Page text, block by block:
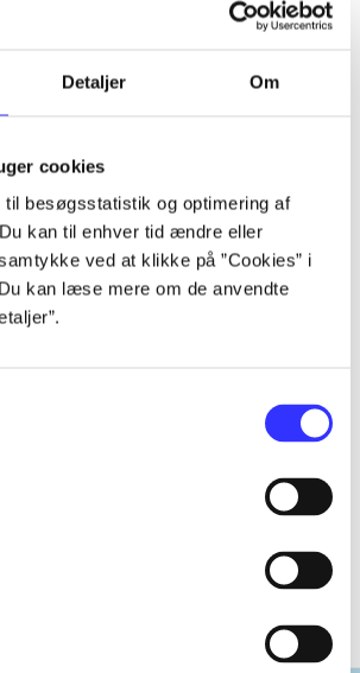
Detaljer Om
cookies
besøgsstatistik og optimering af
kan til enhver tid ændre eller
ved at klikke på ”Cookies” i
kan læse mere om de anvendte
artikler fordelt på udgivelser